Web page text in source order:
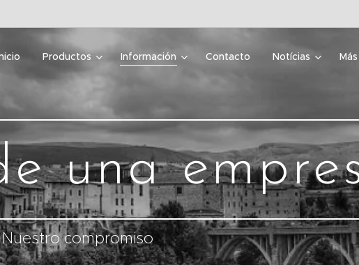
Productos Información Contacto Notícias Más
una
Nuestro compromiso